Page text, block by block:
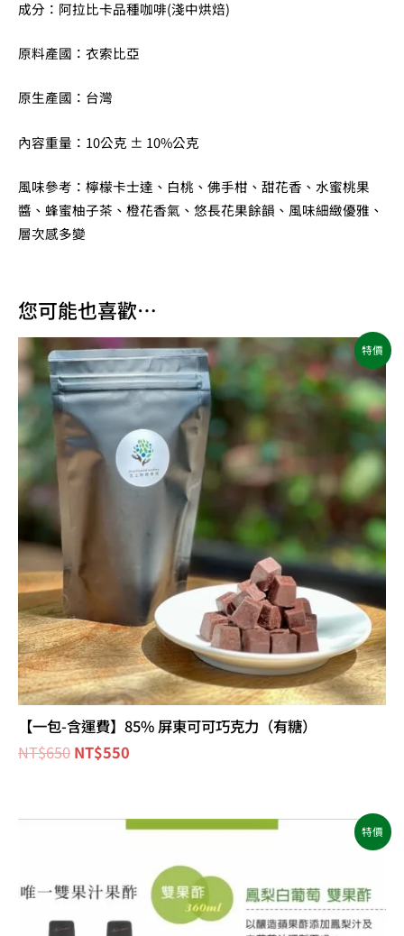
成分：阿拉比卡品種咖啡(淺中烘焙)
原料產國：衣索比亞
原生產國：台灣
內容重量：10公克 ± 10%公克
風味參考：檸檬卡士達、白桃、佛手柑、甜花香、水蜜桃果
醬、蜂蜜柚子茶、橙花香氣、悠長花果餘韻、風味細緻優雅、
層次感多變
您可能也喜歡…
特價
【一包-含運費】85% 屏東可可巧克力（有糖）
NT$650
原
始
價
格：
NT$650。
NT$550
目
前
價
格：
NT$550。
特價
原
格：
NT$810。
目
格：
NT$659。